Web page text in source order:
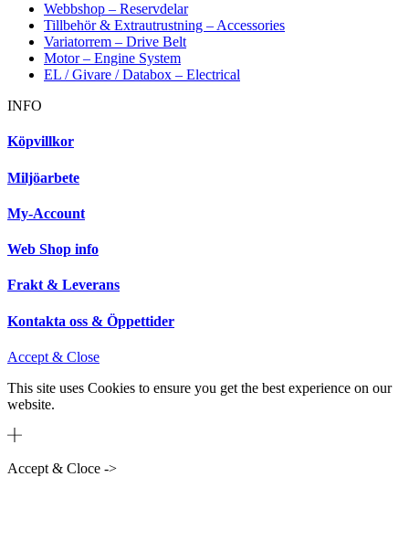
Webbshop – Reservdelar
Tillbehör & Extrautrustning – Accessories
Variatorrem – Drive Belt
Motor – Engine System
EL / Givare / Databox – Electrical
INFO
Köpvillkor
Miljöarbete
My-Account
Web Shop info
Frakt & Leverans
Kontakta oss & Öppettider
Accept & Close
This site uses Cookies to ensure you get the best experience on our
website.
Accept & Cloce ->